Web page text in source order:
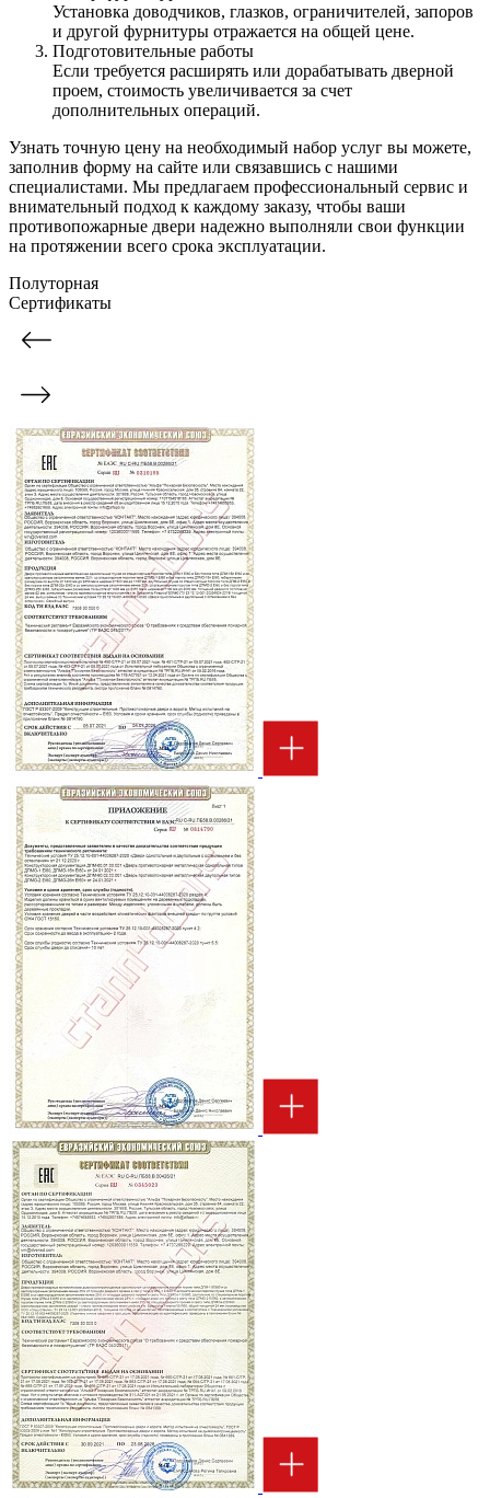
Установка доводчиков, глазков, ограничителей, запоров
и другой фурнитуры отражается на общей цене.
Подготовительные работы
Если требуется расширять или дорабатывать дверной
проем, стоимость увеличивается за счет
дополнительных операций.
Узнать точную цену на необходимый набор услуг вы можете,
заполнив форму на сайте или связавшись с нашими
специалистами. Мы предлагаем профессиональный сервис и
внимательный подход к каждому заказу, чтобы ваши
противопожарные двери надежно выполняли свои функции
на протяжении всего срока эксплуатации.
Полуторная
Сертификаты